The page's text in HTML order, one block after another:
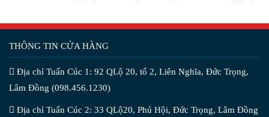
THÔNG TIN CỬA HÀNG
Địa chỉ Tuấn Cúc 1: 92 QLộ 20, tổ 2, Liên Nghĩa, Đức Trọng,
Lâm Đồng (098.456.1230)
Địa chỉ Tuấn Cúc 2: 33 QLộ20, Phú Hội, Đức Trọng, Lâm Đồng